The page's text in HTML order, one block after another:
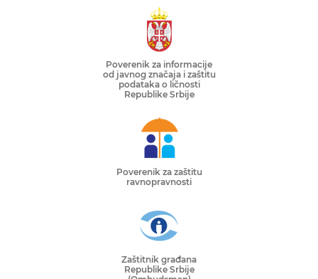
Poverenik za informacije
od javnog značaja i zaštitu
podataka o ličnosti
Republike Srbije
Poverenik za zaštitu
ravnopravnosti
Zaštitnik građana
Republike Srbije